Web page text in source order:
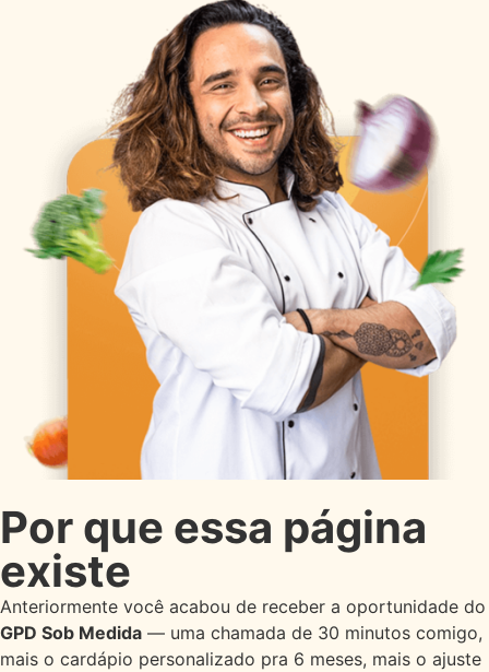
Por que essa página
existe
Anteriormente você acabou de receber a oportunidade do
GPD Sob Medida — uma chamada de 30 minutos comigo,
mais o cardápio personalizado pra 6 meses, mais o ajuste